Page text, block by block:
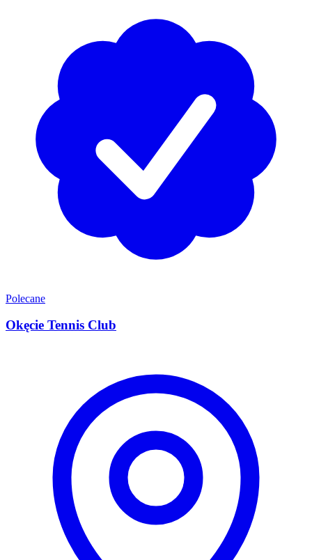
Polecane
Okęcie Tennis Club